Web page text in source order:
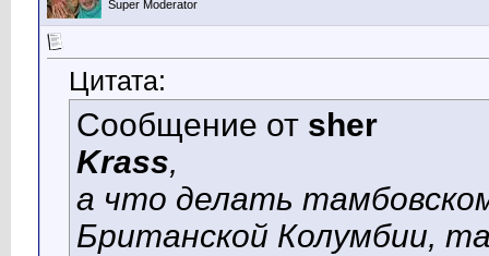
Super Moderator
Цитата:
Сообщение от sher
Krass,
а что делать
Британской Колумбии,